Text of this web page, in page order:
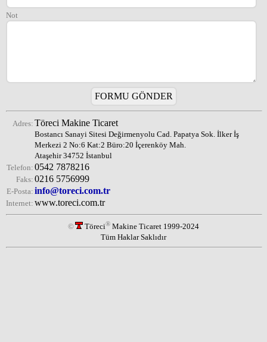
Not
Adres: Töreci Makine Ticaret
Bostancı Sanayi Sitesi Değirmenyolu Cad. Papatya Sok. İlker İş
Merkezi 2 No:6 Kat:2 Büro:20 İçerenköy Mah.
Ataşehir 34752 İstanbul
Telefon: 0542 7878216
Faks: 0216 5756999
E-Posta: info@toreci.com.tr
Internet: www.toreci.com.tr
© Töreci® Makine Ticaret 1999-2024
Tüm Haklar Saklıdır